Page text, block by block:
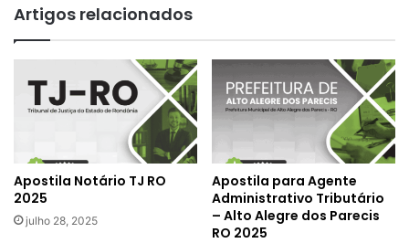
Artigos relacionados
Apostila Notário TJ RO
2025
julho 28, 2025
Apostila para Agente
Administrativo Tributário
– Alto Alegre dos Parecis
RO 2025